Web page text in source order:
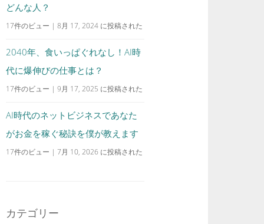
どんな人？
17件のビュー |8月 17, 2024 に投稿された
2040年、食いっぱぐれなし！AI時
代に爆伸びの仕事とは？
17件のビュー |9月 17, 2025 に投稿された
AI時代のネットビジネスであなた
がお金を稼ぐ秘訣を僕が教えます
17件のビュー |7月 10, 2026 に投稿された
カテゴリー